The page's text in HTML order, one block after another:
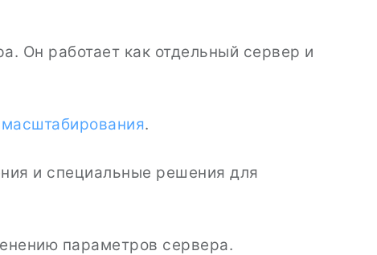
Он работает как отдельный сервер и
.
и специальные решения для
параметров сервера.